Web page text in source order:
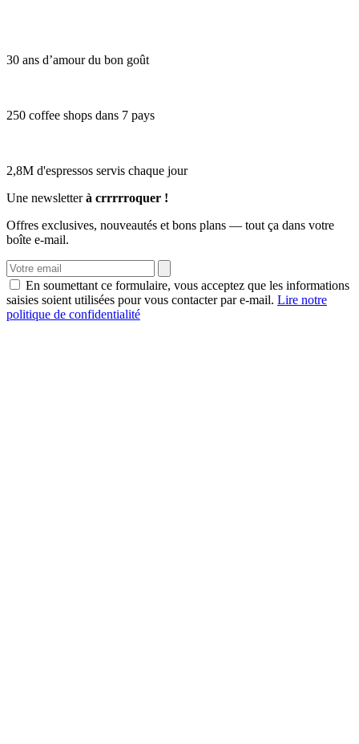
30 ans d’amour du bon goût
250 coffee shops dans 7 pays
2,8M d'espressos servis chaque jour
Une newsletterà crrrrroquer !
Offres exclusives, nouveautés et bons plans — tout ça dans votre
boîte e-mail.
En soumettant ce formulaire, vous acceptez que les informations
saisies soient utilisées pour vous contacter par e-mail. Lire notre
politique de confidentialité